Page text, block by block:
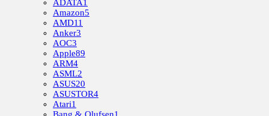
ADATA1
Amazon5
AMD11
Anker3
AOC3
Apple89
ARM4
ASML2
ASUS20
ASUSTOR4
Atari1
Bang & Olufsen1